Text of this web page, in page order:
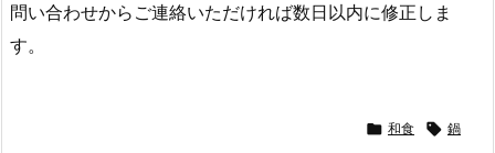
問い合わせからご連絡いただければ数日以内に修正しま
す。
 和食  鍋